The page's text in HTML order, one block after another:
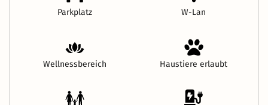
Parkplatz W-Lan
Wellnessbereich Haustiere erlaubt